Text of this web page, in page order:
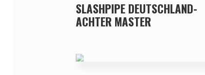
SLASHPIPE DEUTSCHLAND-
ACHTER MASTER